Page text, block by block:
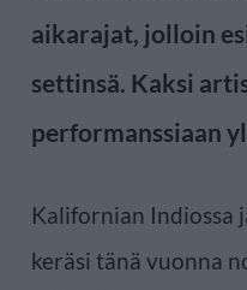
aikarajat, jolloin
settinsä. Kaksi
performanssiaan
Kalifornian Indiossa
keräsi tänä vuonna